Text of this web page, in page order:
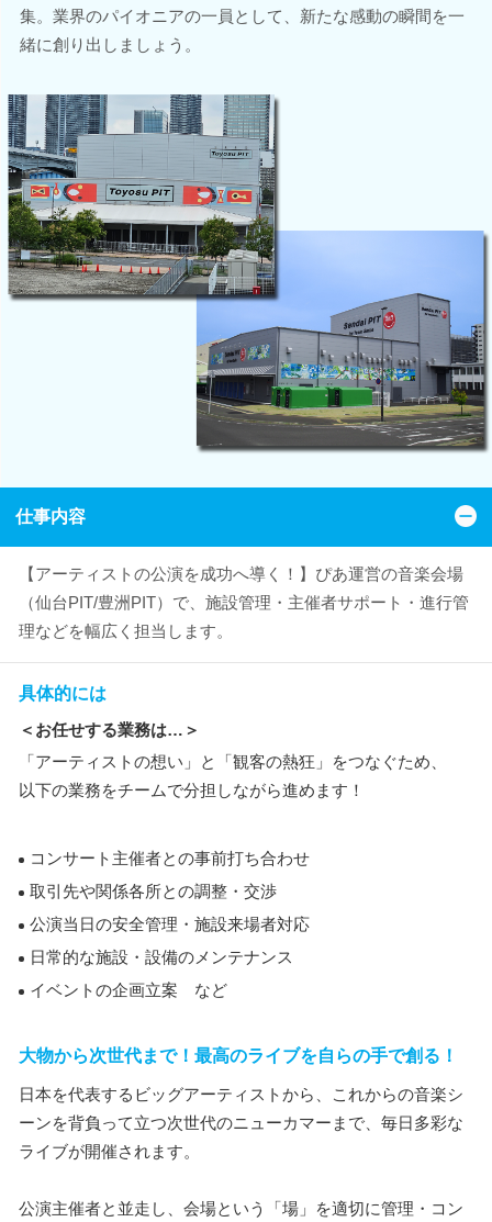
集。業界のパイオニアの一員として、新たな感動の瞬間を一
緒に創り出しましょう。
仕事内容
【アーティストの公演を成功へ導く！】ぴあ運営の音楽会場
（仙台PIT/豊洲PIT）で、施設管理・主催者サポート・進行管
理などを幅広く担当します。
具体的には
＜お任せする業務は…＞
「アーティストの想い」と「観客の熱狂」をつなぐため、
以下の業務をチームで分担しながら進めます！
コンサート主催者との事前打ち合わせ
取引先や関係各所との調整・交渉
公演当日の安全管理・施設来場者対応
日常的な施設・設備のメンテナンス
イベントの企画立案 など
大物から次世代まで！最高のライブを自らの手で創る！
日本を代表するビッグアーティストから、これからの音楽シ
ーンを背負って立つ次世代のニューカマーまで、毎日多彩な
ライブが開催されます。
公演主催者と並走し、会場という「場」を適切に管理・コン